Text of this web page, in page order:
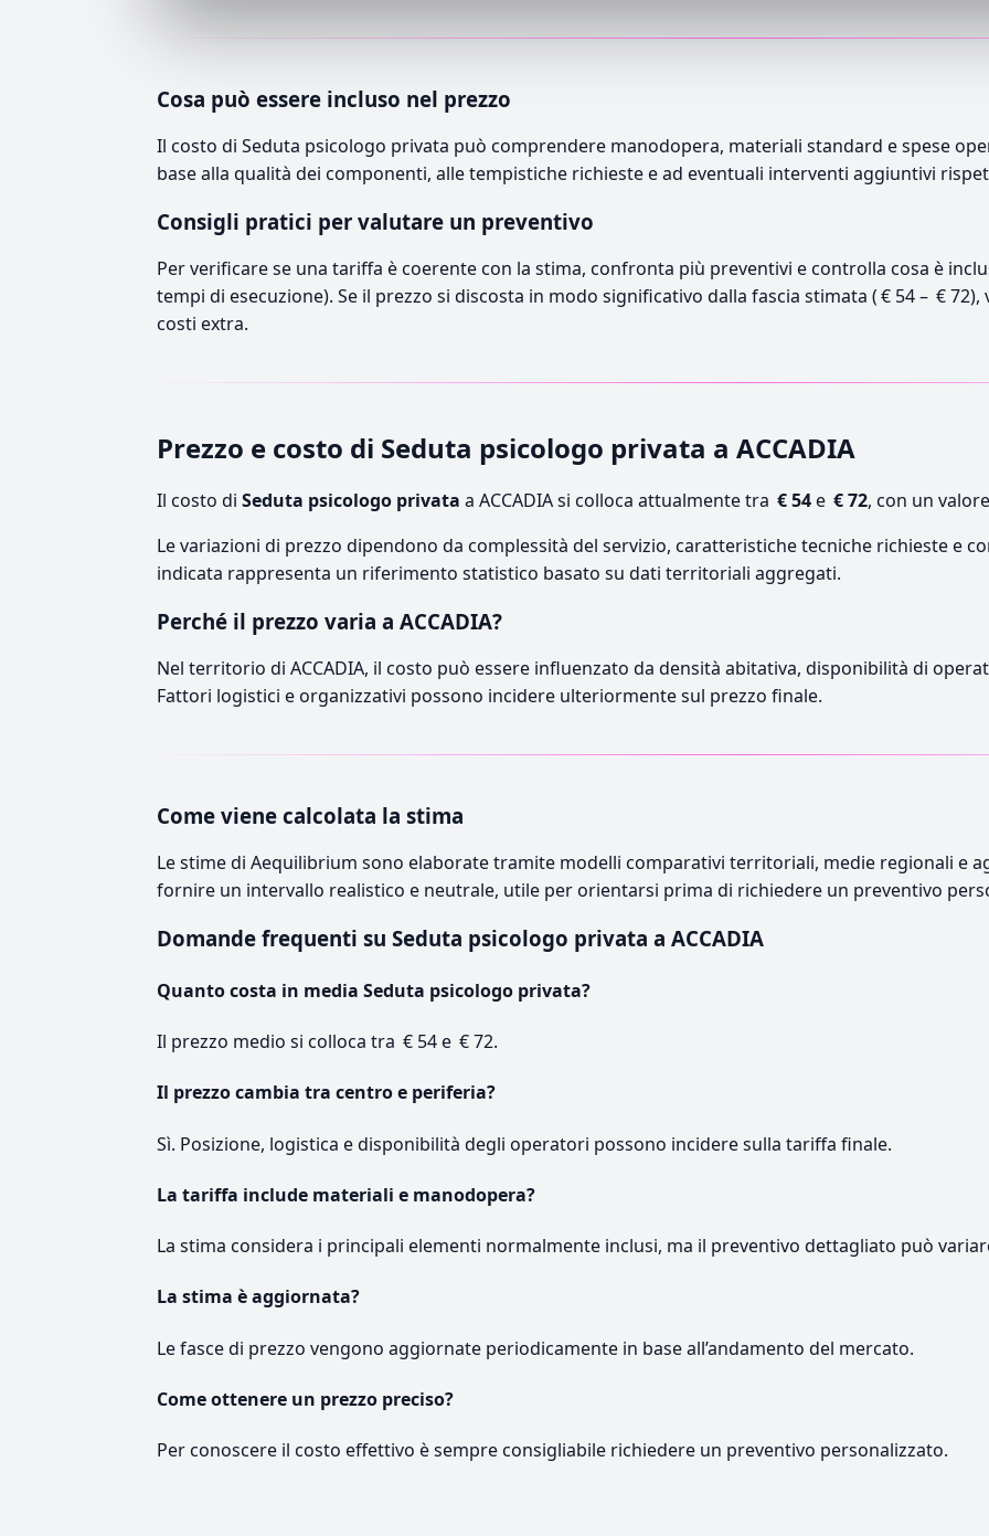
Cosa può essere incluso nel prezzo
Il costo di Seduta psicologo privata può comprendere manodopera, materiali standard e spese
base alla qualità dei componenti, alle tempistiche richieste e ad eventuali interventi aggiuntivi
Consigli pratici per valutare un preventivo
Per verificare se una tariffa è coerente con la stima, confronta più preventivi e controlla cosa è
tempi di esecuzione). Se il prezzo si discosta in modo significativo dalla fascia stimata ( € 54 – €
costi extra.
Prezzo e costo di Seduta psicologo privata a ACCADIA
Il costo di Seduta psicologo privata a ACCADIA si colloca attualmente tra € 54e € 72, con un
Le variazioni di prezzo dipendono da complessità del servizio, caratteristiche tecniche richieste e
indicata rappresenta un riferimento statistico basato su dati territoriali aggregati.
Perché il prezzo varia a ACCADIA?
Nel territorio di ACCADIA, il costo può essere influenzato da densità abitativa, disponibilità di
Fattori logistici e organizzativi possono incidere ulteriormente sul prezzo finale.
Come viene calcolata la stima
Le stime di Aequilibrium sono elaborate tramite modelli comparativi territoriali, medie regionali e
fornire un intervallo realistico e neutrale, utile per orientarsi prima di richiedere un preventivo
Domande frequenti su Seduta psicologo privata a ACCADIA
Quanto costa in media Seduta psicologo privata?
Il prezzo medio si colloca tra € 54 e € 72.
Il prezzo cambia tra centro e periferia?
Sì. Posizione, logistica e disponibilità degli operatori possono incidere sulla tariffa finale.
La tariffa include materiali e manodopera?
La stima considera i principali elementi normalmente inclusi, ma il preventivo dettagliato può
La stima è aggiornata?
Le fasce di prezzo vengono aggiornate periodicamente in base all’andamento del mercato.
Come ottenere un prezzo preciso?
Per conoscere il costo effettivo è sempre consigliabile richiedere un preventivo personalizzato.